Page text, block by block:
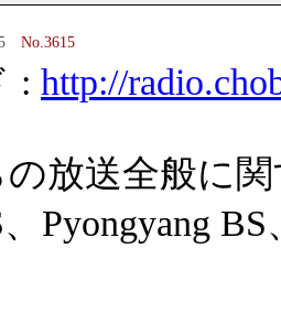
No.3615
: http://
放送全般に
Pyongyang